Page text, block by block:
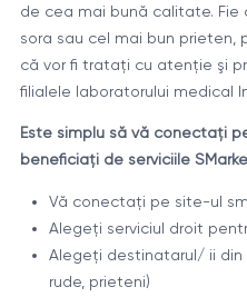
de cea mai bună calitate.
sora sau cel mai bun prieten,
că vor fi trataţi cu atenţie şi
filialele laboratorului medical
Este simplu să vă conectaţi
beneficiaţi de serviciile
Vă conectaţi pe site-ul
Alegeţi serviciul droit
Alegeţi destinatarul/ ii din
rude, prieteni)